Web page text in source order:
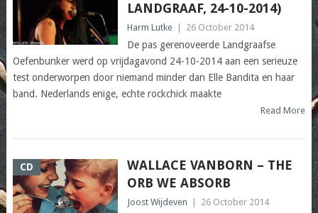
LANDGRAAF, 24-10-2014)
Harm Lutke 26 October 2014
De pas gerenoveerde Landgraafse
Oefenbunker werd op vrijdagavond 24-10-2014 aan een serieuze
test onderworpen door niemand minder dan Elle Bandita en haar
band. Nederlands enige, echte rockchick maakte
Read More
CD
WALLACE VANBORN – THE
ORB WE ABSORB
Joost Wijdeven 26 October 2014